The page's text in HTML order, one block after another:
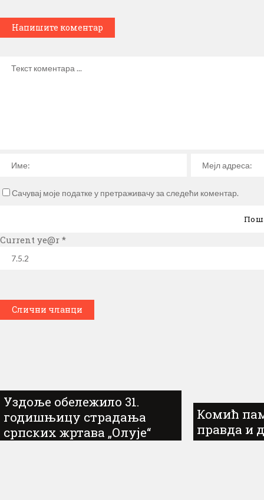
Напишите коментар
Сачувај моје податке у претраживачу за следећи коментар.
Current ye@r *
Слични чланци
Уздоље обележило 31.
годишњицу страдања
српских жртава „Олује“
Комић
правда и